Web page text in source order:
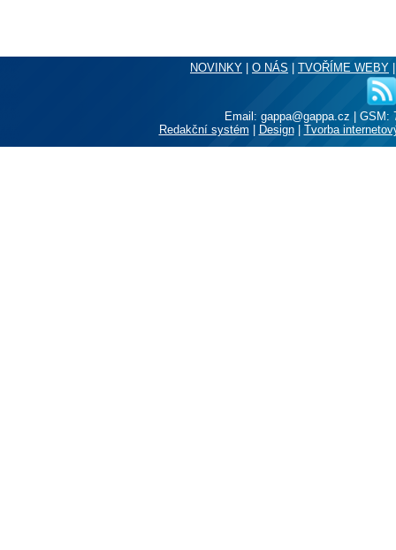
NOVINKY O NÁS TVOŘÍME WEBY
Email: gappa@gappa.cz
GSM:
Redakční systém
Design| Tvorba